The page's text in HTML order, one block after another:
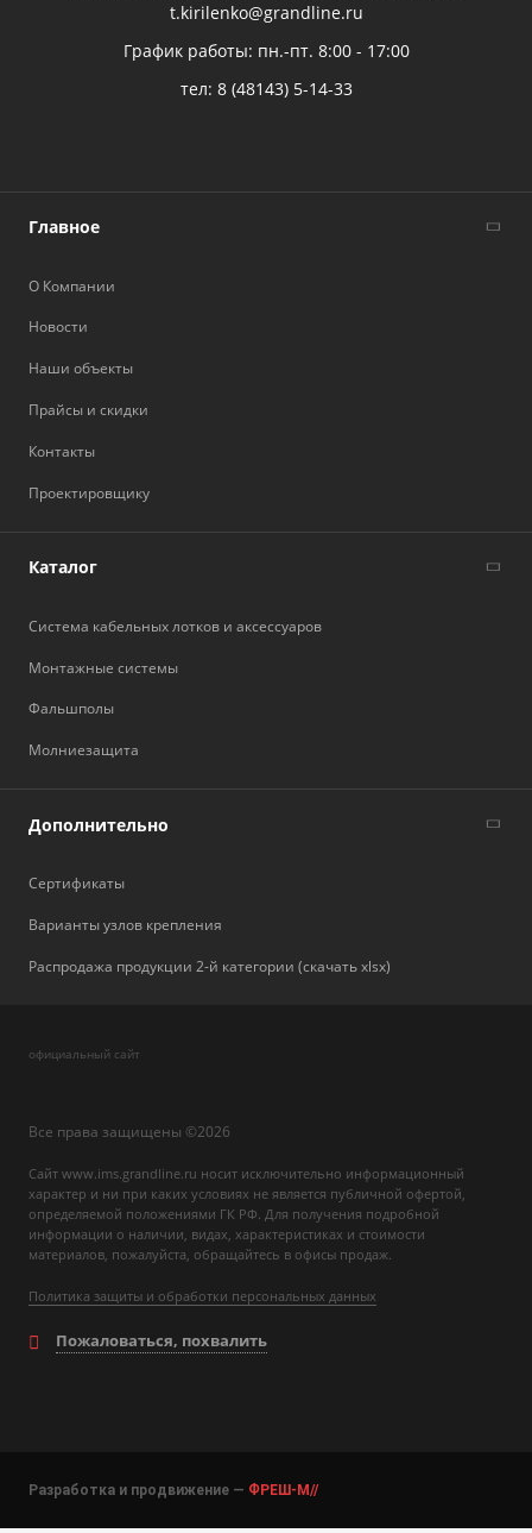
Главное
О Компании
Новости
Наши объекты
Прайсы и скидки
Контакты
Проектировщику
Каталог
Система кабельных лотков и аксессуаров
Монтажные системы
Фальшполы
Молниезащита
Дополнительно
Сертификаты
Варианты узлов крепления
Распродажа продукции 2-й категории (скачать xlsx)
t.kirilenko@grandline.ru
График работы: пн.-пт. 8:00 - 17:00
тел: 8 (48143) 5-14-33
официальный сайт
Все права защищены ©2026
Сайт www.ims.grandline.ru носит исключительно информационный
характер и ни при каких условиях не является публичной офертой,
определяемой положениями ГК РФ. Для получения подробной
информации о наличии, видах, характеристиках и стоимости
материалов, пожалуйста, обращайтесь в офисы продаж.
Политика защиты и обработки персональных данных
Пожаловаться, похвалить
Разработка и продвижение — ФРЕШ-М//